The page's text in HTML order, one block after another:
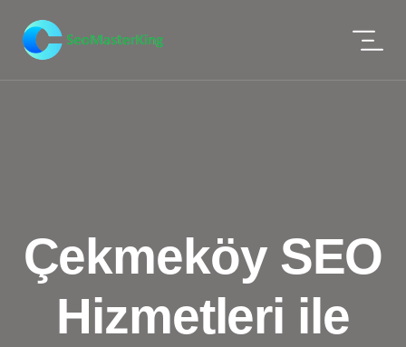
Çekmeköy SEO
Hizmetleri ile